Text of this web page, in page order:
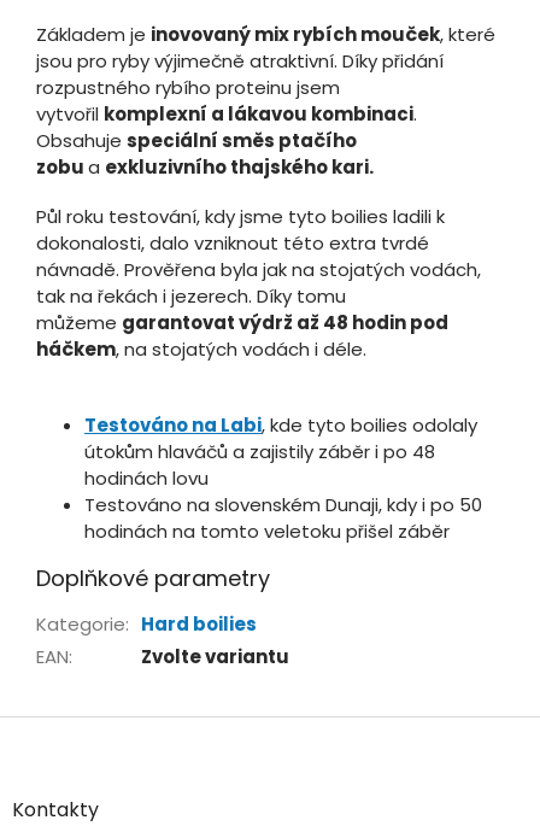
Základem je inovovaný mix rybích mouček, které
jsou pro ryby výjimečně atraktivní. Díky přidání
rozpustného rybího proteinu jsem
vytvořil komplexní a lákavou kombinaci.
Obsahuje speciální směs ptačího
zobua exkluzivního thajského kari.
Půl roku testování, kdy jsme tyto boilies ladili k
dokonalosti, dalo vzniknout této extra tvrdé
návnadě. Prověřena byla jak na stojatých vodách,
tak na řekách i jezerech. Díky tomu
můžeme garantovat výdrž až 48 hodin pod
háčkem, na stojatých vodách i déle.
Testováno na Labi, kde tyto boilies odolaly
útokům hlaváčů a zajistily záběr i po 48
hodinách lovu
Testováno na slovenském Dunaji, kdy i po 50
hodinách na tomto veletoku přišel záběr
Doplňkové parametry
Kategorie: Hard boilies
EAN: Zvolte variantu
Z
aKontakty